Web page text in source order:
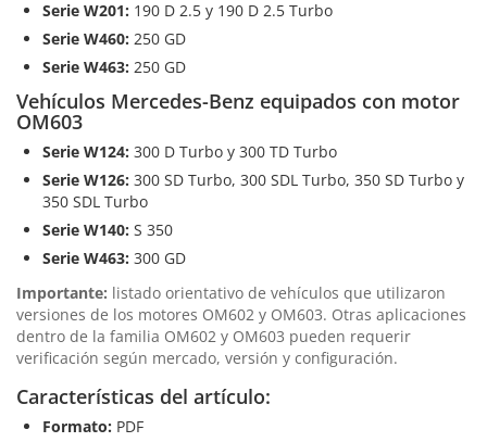
Serie W201: 190 D 2.5 y 190 D 2.5 Turbo
Serie W460: 250 GD
Serie W463: 250 GD
Vehículos Mercedes-Benz equipados con motor
OM603
Serie W124: 300 D Turbo y 300 TD Turbo
Serie W126: 300 SD Turbo, 300 SDL Turbo, 350 SD Turbo y
350 SDL Turbo
Serie W140: S 350
Serie W463: 300 GD
Importante: listado orientativo de vehículos que utilizaron
versiones de los motores OM602 y OM603. Otras aplicaciones
dentro de la familia OM602 y OM603 pueden requerir
verificación según mercado, versión y configuración.
Características del artículo:
Formato: PDF